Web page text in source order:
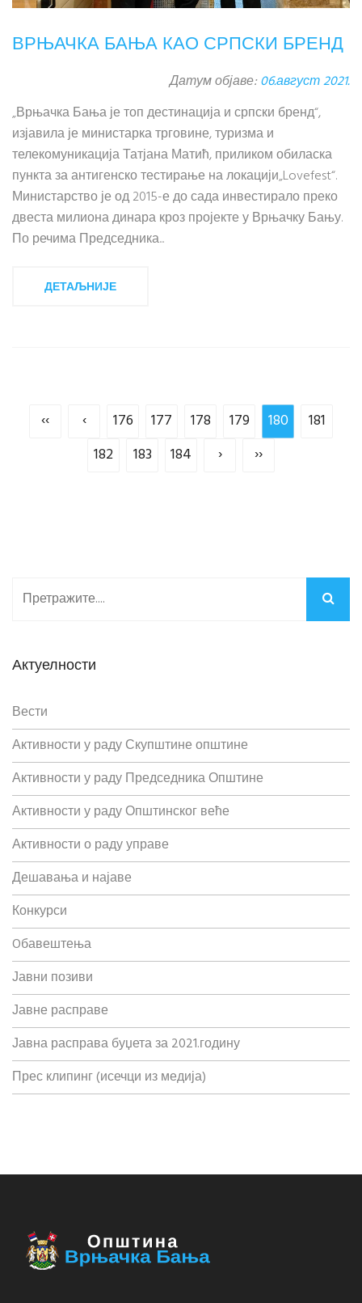
ВРЊАЧКА БАЊА КАО СРПСКИ БРЕНД
Датум објаве:06.август 2021.
„Врњачка Бања је топ дестинација и српски бренд“,
изјавила је министарка трговине, туризма и
телекомуникација Татјана Матић, приликом обиласка
пункта за антигенско тестирање на локацији„Lovefest“.
Министарство је од 2015-е до сада инвестирало преко
двеста милиона динара кроз пројекте у Врњачку Бању.
По речима Председника...
ДЕТАЉНИЈЕ
‹‹ ‹ 176 177 178 179 180
181
182
183 184 › ››
Актуелности
Вести
Активности у раду Скупштине општине
Активности у раду Председника Општине
Активности у раду Општинског веће
Активности о раду управе
Дешавања и најаве
Конкурси
Oбавештења
Јавни позиви
Јавне расправе
Јавна расправа буџета за 2021.годину
Прес клипинг (исечци из медија)